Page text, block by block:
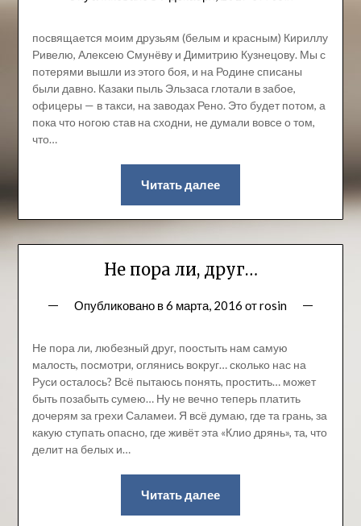
посвящается моим друзьям (белым и красным) Кириллу
Ривелю, Алексею Смунёву и Димитрию Кузнецову. Мы с
потерями вышли из этого боя, и на Родине списаны
были давно. Казаки пыль Эльзаса глотали в забое,
офицеры — в такси, на заводах Рено. Это будет потом, а
пока что ногою став на сходни, не думали вовсе о том,
что…
Читать далее
Не пора ли, друг…
Опубликовано в6 марта, 2016 отrosin
Не пора ли, любезный друг, поостыть нам самую
малость, посмотри, оглянись вокруг… сколько нас на
Руси осталось? Всё пытаюсь понять, простить… может
быть позабыть сумею… Ну не вечно теперь платить
дочерям за грехи Саламеи. Я всё думаю, где та грань, за
какую ступать опасно, где живёт эта «Клио дрянь», та, что
делит на белых и…
Читать далее